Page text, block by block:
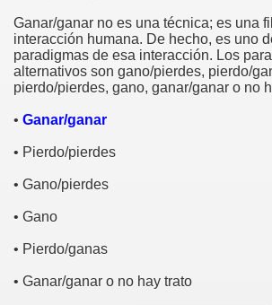
Ganar/ganar no es una técnica; es una
interacción humana. De hecho, es uno
paradigmas de esa interacción. Los
alternativos son gano/pierdes, pierdo/
pierdo/pierdes, gano, ganar/ganar o no
• Ganar/ganar
• Pierdo/pierdes
• Gano/pierdes
• Gano
• Pierdo/ganas
• Ganar/ganar o no hay trato